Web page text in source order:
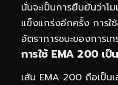
นั่นจะเป็นการยืนยันว่า
แข็งแกร่งอีกครั้ง การใ
อัตราการชนะของการเ
การใช้ EMA 200 เ
เส้น EMA 200 ถือเป็น